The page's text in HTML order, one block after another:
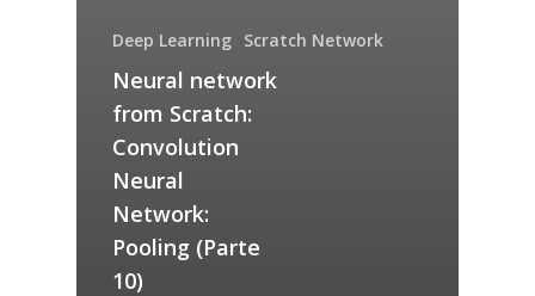
Deep Learning Scratch Network
Neural network
from Scratch:
Convolution
Neural
Network:
Pooling (Parte
10)